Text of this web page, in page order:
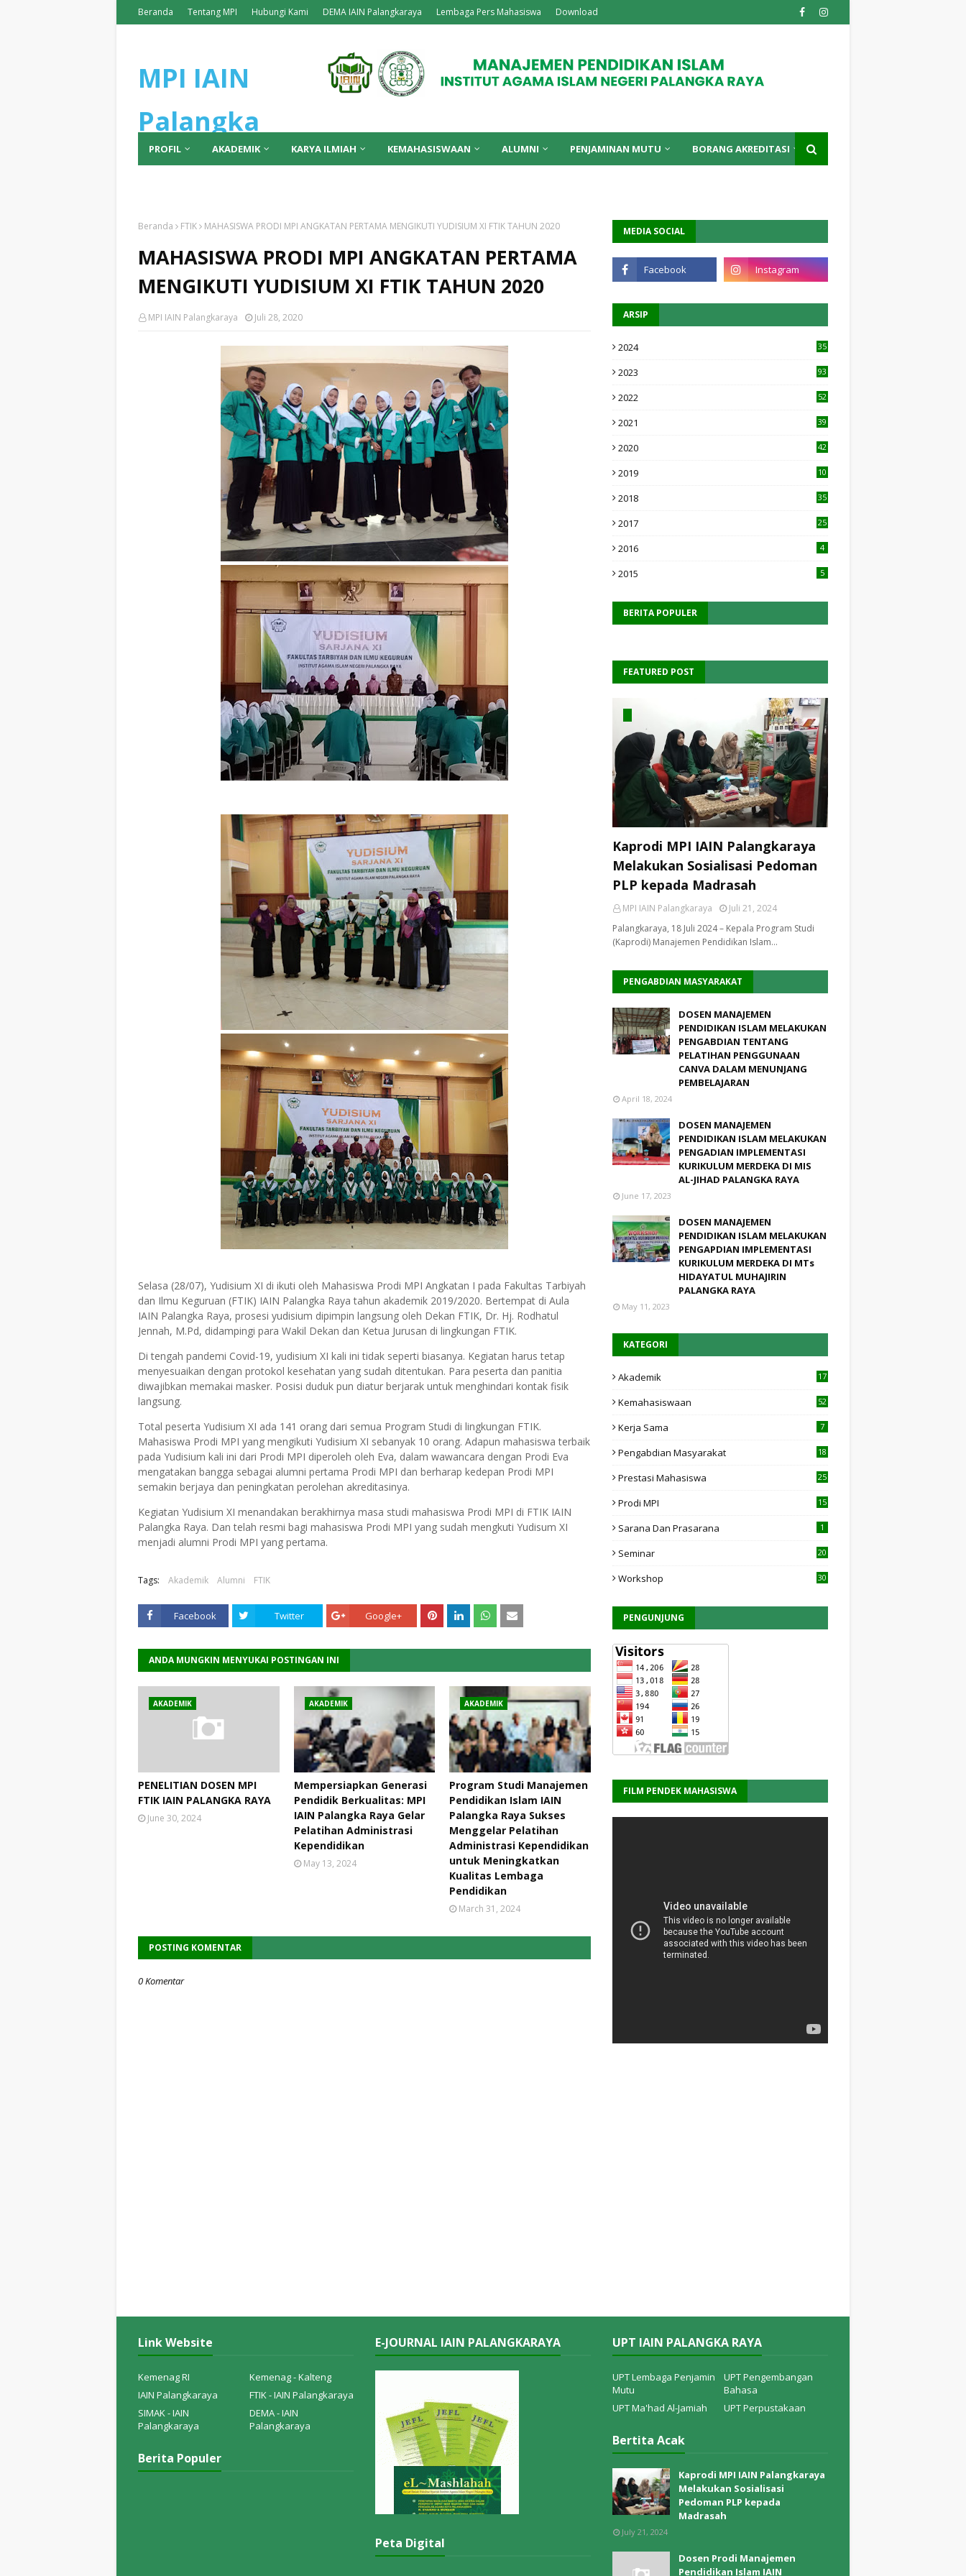
Beranda Tentang MPI Hubungi Kami DEMA IAIN Palangkaraya Lembaga Pers Mahasiswa Download
MPI IAIN
Palangka
Raya
PROFIL AKADEMIK KARYA ILMIAH KEMAHASISWAAN ALUMNI PENJAMINAN MUTU BORANG AKREDITASI
Beranda FTIK MAHASISWA PRODI MPI ANGKATAN PERTAMA MENGIKUTI YUDISIUM XI FTIK TAHUN 2020
MAHASISWA PRODI MPI ANGKATAN PERTAMA
MENGIKUTI YUDISIUM XI FTIK TAHUN 2020
MPI IAIN Palangkaraya Juli 28, 2020
Selasa (28/07), Yudisium XI di ikuti oleh Mahasiswa Prodi MPI Angkatan I pada Fakultas Tarbiyah
dan Ilmu Keguruan (FTIK) IAIN Palangka Raya tahun akademik 2019/2020. Bertempat di Aula
IAIN Palangka Raya, prosesi yudisium dipimpin langsung oleh Dekan FTIK, Dr. Hj. Rodhatul
Jennah, M.Pd, didampingi para Wakil Dekan dan Ketua Jurusan di lingkungan FTIK.
Di tengah pandemi Covid-19, yudisium XI kali ini tidak seperti biasanya. Kegiatan harus tetap
menyesuaikan dengan protokol kesehatan yang sudah ditentukan. Para peserta dan panitia
diwajibkan memakai masker. Posisi duduk pun diatur berjarak untuk menghindari kontak fisik
langsung.
Total peserta Yudisium XI ada 141 orang dari semua Program Studi di lingkungan FTIK.
Mahasiswa Prodi MPI yang mengikuti Yudisium XI sebanyak 10 orang. Adapun mahasiswa terbaik
pada Yudisium kali ini dari Prodi MPI diperoleh oleh Eva, dalam wawancara dengan Prodi Eva
mengatakan bangga sebagai alumni pertama Prodi MPI dan berharap kedepan Prodi MPI
semakin berjaya dan peningkatan perolehan akreditasinya.
Kegiatan Yudisium XI menandakan berakhirnya masa studi mahasiswa Prodi MPI di FTIK IAIN
Palangka Raya. Dan telah resmi bagi mahasiswa Prodi MPI yang sudah mengkuti Yudisum XI
menjadi alumni Prodi MPI yang pertama.
Tags: Akademik Alumni FTIK
Facebook Twitter Google+
ANDA MUNGKIN MENYUKAI POSTINGAN INI
AKADEMIK
PENELITIAN DOSEN MPI
FTIK IAIN PALANGKA RAYA
June 30, 2024
AKADEMIK
Mempersiapkan Generasi
Pendidik Berkualitas: MPI
IAIN Palangka Raya Gelar
Pelatihan Administrasi
Kependidikan
May 13, 2024
AKADEMIK
Program Studi Manajemen
Pendidikan Islam IAIN
Palangka Raya Sukses
Menggelar Pelatihan
Administrasi Kependidikan
untuk Meningkatkan
Kualitas Lembaga
Pendidikan
March 31, 2024
POSTING KOMENTAR
0 Komentar
MEDIA SOCIAL
ARSIP
2024 35
2023 93
2022 52
2021 39
2020 42
2019
10
2018 35
2017 25
2016 4
2015 5
BERITA POPULER
FEATURED POST
Kaprodi MPI IAIN Palangkaraya
Melakukan Sosialisasi Pedoman
PLP kepada Madrasah
MPI IAIN Palangkaraya
Juli 21, 2024
Palangkaraya, 18 Juli 2024 – Kepala Program Studi
(Kaprodi) Manajemen Pendidikan Islam…
PENGABDIAN MASYARAKAT
DOSEN MANAJEMEN
PENDIDIKAN ISLAM MELAKUKAN
PENGABDIAN TENTANG
PELATIHAN PENGGUNAAN
CANVA DALAM MENUNJANG
PEMBELAJARAN
April 18, 2024
DOSEN MANAJEMEN
PENDIDIKAN ISLAM MELAKUKAN
PENGADIAN IMPLEMENTASI
KURIKULUM MERDEKA DI MIS
AL-JIHAD PALANGKA RAYA
June 17, 2023
DOSEN MANAJEMEN
PENDIDIKAN ISLAM MELAKUKAN
PENGAPDIAN IMPLEMENTASI
KURIKULUM MERDEKA DI MTs
HIDAYATUL MUHAJIRIN
PALANGKA RAYA
May 11, 2023
KATEGORI
Akademik
17
Kemahasiswaan 52
Kerja Sama 7
Pengabdian Masyarakat 18
Prestasi Mahasiswa 25
Prodi MPI
15
Sarana Dan Prasarana 1
Seminar 20
Workshop 30
PENGUNJUNG
FILM PENDEK MAHASISWA
Link Website
Kemenag RI
Kemenag - Kalteng
IAIN Palangkaraya
FTIK - IAIN Palangkaraya
SIMAK - IAIN
Palangkaraya
DEMA - IAIN
Palangkaraya
Berita Populer
E-JOURNAL IAIN PALANGKARAYA
Peta Digital
UPT IAIN PALANGKA RAYA
UPT Lembaga Penjamin
Mutu
UPT Pengembangan
Bahasa
UPT Ma'had Al-Jamiah
UPT Perpustakaan
Bertita Acak
Kaprodi MPI IAIN Palangkaraya
Melakukan Sosialisasi
Pedoman PLP kepada
Madrasah
July 21, 2024
Dosen Prodi Manajemen
Pendidikan Islam IAIN